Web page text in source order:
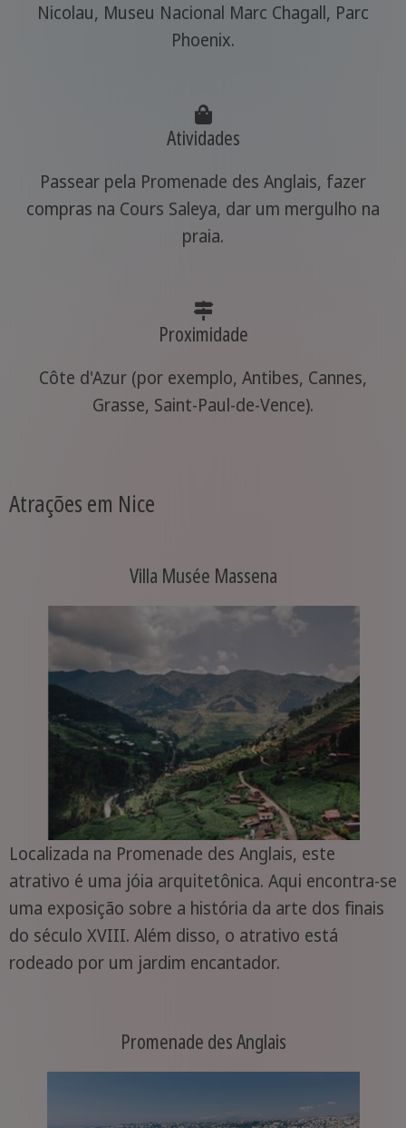
Nicolau, Museu Nacional Marc Chagall, Parc
Phoenix.
Atividades
Passear pela Promenade des Anglais, fazer
compras na Cours Saleya, dar um mergulho na
praia.
Proximidade
Côte d'Azur (por exemplo, Antibes, Cannes,
Grasse, Saint-Paul-de-Vence).
Atrações em Nice
Villa Musée Massena
Localizada na Promenade des Anglais, este
atrativo é uma jóia arquitetônica. Aqui encontra-se
uma exposição sobre a história da arte dos finais
do século XVIII. Além disso, o atrativo está
rodeado por um jardim encantador.
Promenade des Anglais